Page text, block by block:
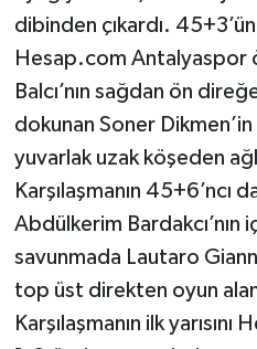
dibinden çıkardı.
Hesap.com Antalyaspor
Balcı’nın sağdan ön
dokunan Soner
yuvarlak uzak köşeden
Karşılaşmanın 45+6’ncı
Abdülkerim Bardakcı’nın
savunmada Lautaro
top üst direkten oyun
Karşılaşmanın ilk